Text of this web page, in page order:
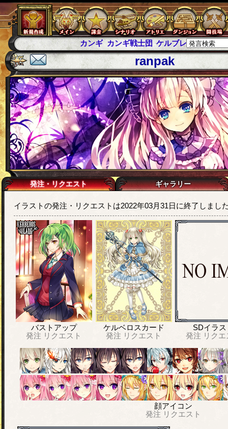
カンギ カンギ戦士団 ケルブレ ケルベロスブレイド スパ
ranpak
発注・リクエスト ギャラリー
イラストの発注・リクエストは2022年03月31日に終了しまし
バストアップ
発注 リクエスト
ケルベロスカード
発注 リクエスト
SDイラス
発注 リク
顔アイコン
発注 リクエスト